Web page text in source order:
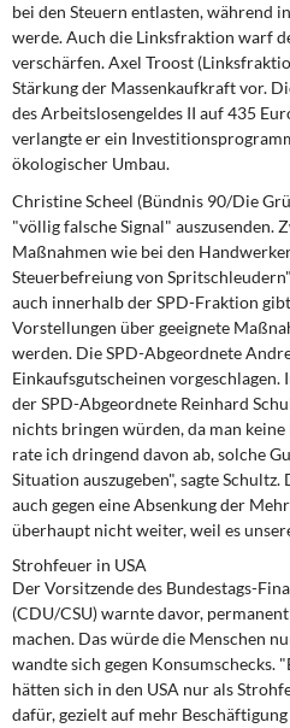
bei den Steuern entlasten, während
werde. Auch die Linksfraktion warf
verschärfen. Axel Troost
Stärkung der Massenkaufkraft vor.
des Arbeitslosengeldes II auf 435
verlangte er ein
ökologischer Umbau.
Christine Scheel (Bündnis 90/Die
"völlig falsche Signal" auszusenden.
Maßnahmen wie bei den
Steuerbefreiung von
auch innerhalb der SPD-Fraktion
Vorstellungen über geeignete
werden. Die SPD-Abgeordnete
Einkaufsgutscheinen vorgeschlagen.
der SPD-Abgeordnete Reinhard
nichts bringen würden, da man
rate ich dringend davon ab, solche
Situation auszugeben", sagte
auch gegen eine Absenkung der
überhaupt nicht weiter, weil es
Strohfeuer in USA
Der Vorsitzende des Bundestags-
(CDU/CSU) warnte davor,
machen. Das würde die Menschen
wandte sich gegen Konsumschecks.
hätten sich in den USA nur als
dafür, gezielt auf mehr